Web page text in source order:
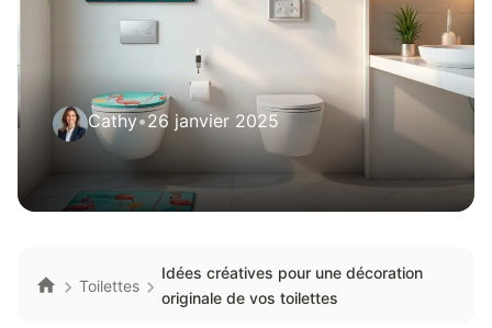
Cathy•26 janvier 2025
Toilettes
Idées créatives pour une décoration
originale de vos toilettes